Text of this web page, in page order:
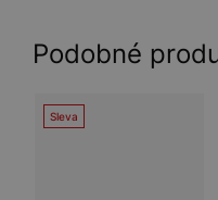
Podobné
Sleva